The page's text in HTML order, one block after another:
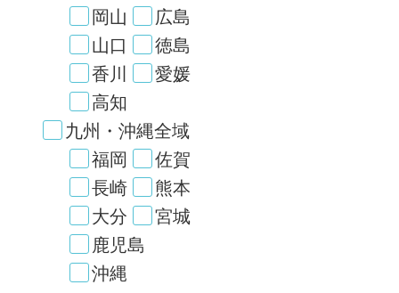
岡山
広島
山口
徳島
香川
愛媛
高知
九州・沖縄全域
福岡
佐賀
長崎
熊本
大分
宮城
鹿児島
沖縄